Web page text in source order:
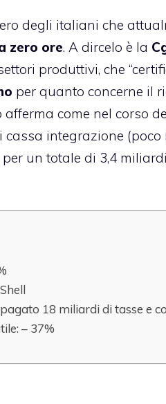
degli italiani che
zero ore. A dircelo è la
produttivi, che
per quanto concerne il
afferma come nel corso
integrazione
un totale di 3,4
18 miliardi di tasse e
– 37%